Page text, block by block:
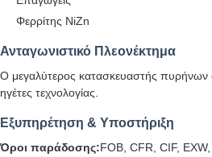
Φερρίτης NiZn
Ανταγωνιστικό Πλεονέκτημα
Ο μεγαλύτερος κατασκευαστής πυρήνων
ηγέτες τεχνολογίας.
Εξυπηρέτηση & Υποστήριξη
Όροι παράδοσης:FOB, CFR, CIF,